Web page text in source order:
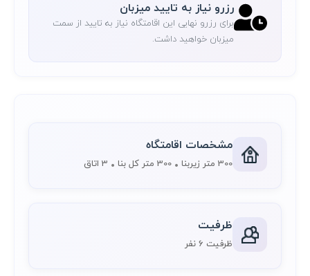
رزرو نیاز به تایید میزبان
برای رزرو نهایی این اقامتگاه نیاز به تایید از سمت
میزبان خواهید داشت.
مشخصات اقامتگاه
300 متر زیربنا 300 متر کل بنا 3 اتاق
ظرفیت
ظرفیت 6 نفر